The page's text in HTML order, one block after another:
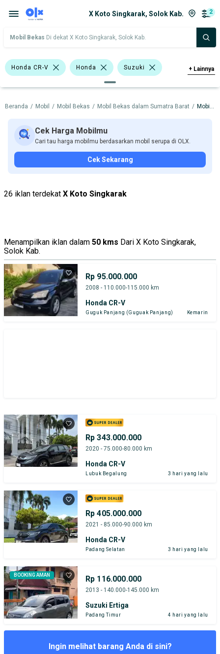
X Koto Singkarak, Solok Kab. 2
Mobil Bekas Di dekat X Koto Singkarak, Solok Kab.
Honda CR-V Honda Suzuki
Harga Merek Dan Model Tahun
Tipe Bodi Tipe Membership
+ Lainnya
Beranda / Mobil / Mobil Bekas / Mobil Bekas dalam Sumatra Barat / Mobil Bekas dalam Solok Kab.
Cek Harga Mobilmu
Cari tau harga mobilmu berdasarkan mobil serupa di OLX.
Cek Sekarang
26 iklan terdekat X Koto Singkarak
Menampilkan iklan dalam 50 kms Dari X Koto Singkarak,
Solok Kab.
Rp 95.000.000
2008 - 110.000-115.000 km
Honda CR-V
Guguk Panjang (Guguak Panjang) Kemarin
Rp 343.000.000
2020 - 75.000-80.000 km
Honda CR-V
Lubuk Begalung 3 hari yang lalu
Rp 405.000.000
2021 - 85.000-90.000 km
Honda CR-V
Padang Selatan 3 hari yang lalu
BOOKING AMAN Rp 116.000.000
2013 - 140.000-145.000 km
Suzuki Ertiga
Padang Timur 4 hari yang lalu
Ingin melihat barang Anda di sini?